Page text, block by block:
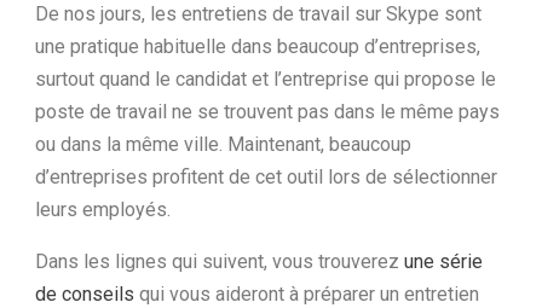
De nos jours, les entretiens de travail sur Skype sont
une pratique habituelle dans beaucoup d’entreprises,
surtout quand le candidat et l’entreprise qui propose le
poste de travail ne se trouvent pas dans le même pays
ou dans la même ville. Maintenant, beaucoup
d’entreprises profitent de cet outil lors de sélectionner
leurs employés.
Dans les lignes qui suivent, vous trouverez une série
de conseils qui vous aideront à préparer un entretien